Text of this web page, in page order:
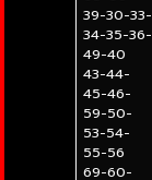
39-30-33-
34-35-36-
49-40
43-44-
45-46-
59-50-
53-54-
55-56
69-60-